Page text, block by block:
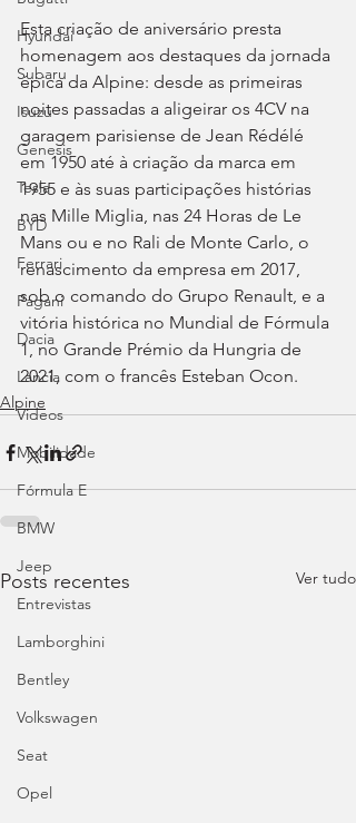
Hyundai
Subaru
Isuzu
Genesis
Tesla
BYD
Ferrari
Pagani
Dacia
Lancia
Videos
Mobilidade
Fórmula E
BMW
Jeep
Entrevistas
Lamborghini
Bentley
Volkswagen
Seat
Opel
Esta criação de aniversário presta
homenagem aos destaques da jornada
épica da Alpine: desde as primeiras
noites passadas a aligeirar os 4CV na
garagem parisiense de Jean Rédélé
em 1950 até à criação da marca em
1955 e às suas participações histórias
nas Mille Miglia, nas 24 Horas de Le
Mans ou e no Rali de Monte Carlo, o
renascimento da empresa em 2017,
sob o comando do Grupo Renault, e a
vitória histórica no Mundial de Fórmula
1, no Grande Prémio da Hungria de
2021, com o francês Esteban Ocon.
Alpine
Posts recentes Ver tudo